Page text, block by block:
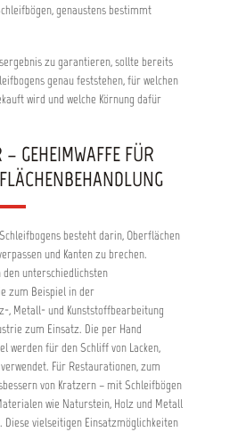
genaustens bestimmt
zu garantieren, sollte bereits
genau feststehen, für welchen
wird und welche Körnung dafür
GEHEIMWAFFE FÜR
besteht darin, Oberflächen
und Kanten zu brechen.
unterschiedlichsten
zum Beispiel in der
, Metall- und Kunststoffbearbeitung
zum Einsatz. Die per Hand
werden für den Schliff von Lacken,
Für Restaurationen, zum
von Kratzern – mit Schleifbögen
wie Naturstein, Holz und Metall
vielseitigen Einsatzmöglichkeiten